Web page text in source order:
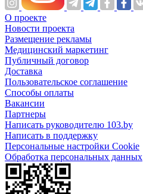
О проекте
Новости проекта
Размещение рекламы
Медицинский маркетинг
Публичный договор
Доставка
Пользовательское соглашение
Способы оплаты
Вакансии
Партнеры
Написать руководителю 103.by
Написать в поддержку
Персональные настройки Cookie
Обработка персональных данных